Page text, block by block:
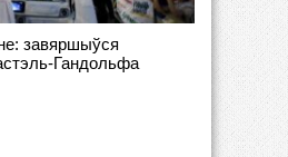
завяршыўся
Гандольфа